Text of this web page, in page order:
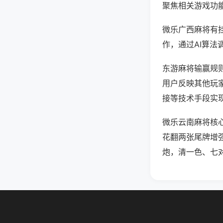
聚焦相关游戏功
微乐广西麻将有
作，通过AI算法
东游麻将输赢规
用户反映其他玩
接等技术手段实
微乐云南麻将核
花翻两张尾牌增
炮，清一色、七